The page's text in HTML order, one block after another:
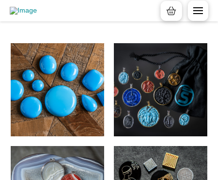
Allgemein Optional
news news
Allgemein Allgemein Optional